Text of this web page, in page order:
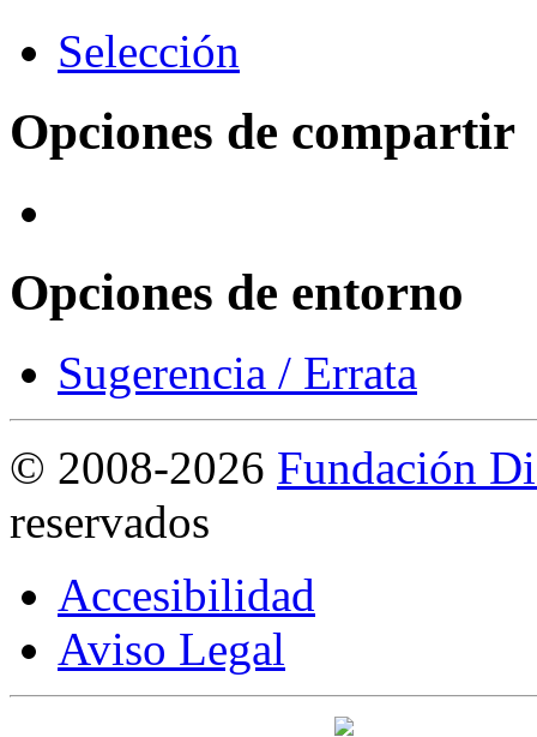
Selección
Opciones de compartir
Opciones de entorno
Sugerencia / Errata
© 2008-2026 Fundación
reservados
Accesibilidad
Aviso Legal